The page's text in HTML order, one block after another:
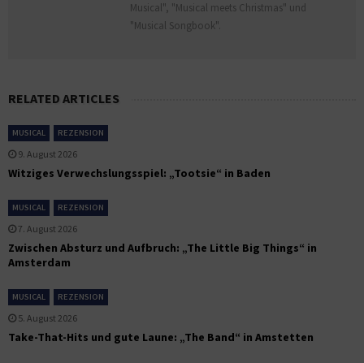
Musical", "Musical meets Christmas" und
"Musical Songbook".
RELATED ARTICLES
MUSICAL REZENSION
9. August 2026
Witziges Verwechslungsspiel: „Tootsie“ in Baden
MUSICAL REZENSION
7. August 2026
Zwischen Absturz und Aufbruch: „The Little Big Things“ in
Amsterdam
MUSICAL REZENSION
5. August 2026
Take-That-Hits und gute Laune: „The Band“ in Amstetten